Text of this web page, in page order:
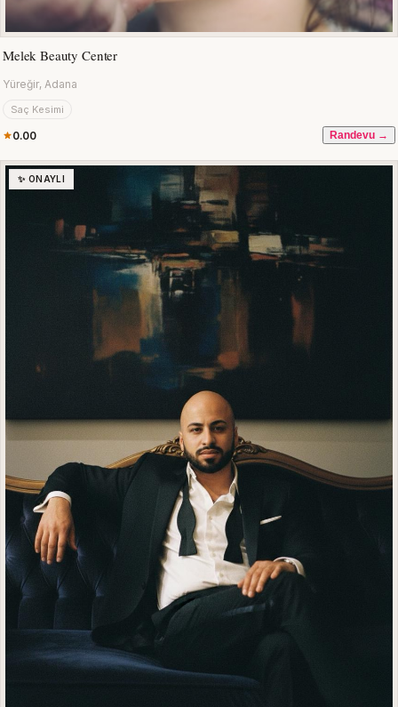
Melek Beauty Center
Yüreğir, Adana
Saç Kesimi
0.00 Randevu →
✨ ONAYLI